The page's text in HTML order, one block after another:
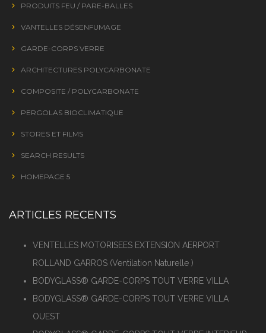
PRODUITS FEU / PARE-BALLES
VANTELLES DÉSENFUMAGE
GARDE-CORPS VERRE
ARCHITECTURES POLYCARBONATE
COMPOSITE / POLYCARBONATE
PERGOLAS BIOCLIMATIQUE
STORES ET FILMS
SEARCH RESULTS
HOMEPAGE 5
ARTICLES RECENTS
VENTELLES MOTORISEES EXTENSION AERPORT
ROLLAND GARROS (Ventilation Naturelle )
BODYGLASS® GARDE-CORPS TOUT VERRE VILLA
BODYGLASS® GARDE-CORPS TOUT VERRE VILLA
OUEST